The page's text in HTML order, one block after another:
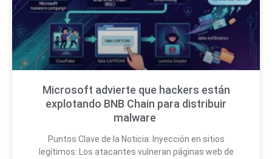
Microsoft advierte que hackers están
explotando BNB Chain para distribuir
malware
Puntos Clave de la Noticia: Inyección en sitios
legítimos: Los atacantes vulneran páginas web de